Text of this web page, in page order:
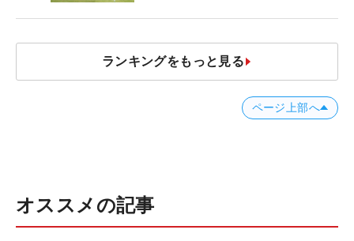
ランキングをもっと見る
ページ上部へ
オススメの記事